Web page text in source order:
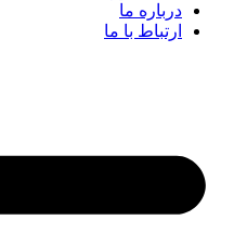
درباره ما
ارتباط با ما